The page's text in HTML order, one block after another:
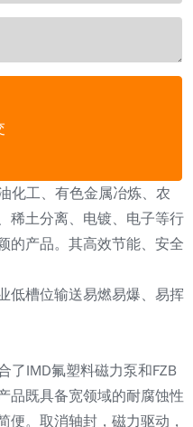
化工、有色金属冶炼、农
稀土分离、电镀、电子等行
的产品。其高效节能、安全
低槽位输送易燃易爆、易挥
了IMD氟塑料磁力泵和FZB
品既具备宽领域的耐腐蚀性
便。取消轴封，磁力驱动，